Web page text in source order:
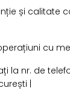
și
cu
nr. de
|